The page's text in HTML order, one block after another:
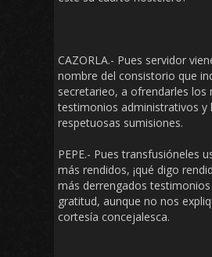
CAZORLA.- Pues servidor
nombre del consistorio que
secretarieo, a ofrendarles los
testimonios administrativos y
respetuosas sumisiones.
PEPE.- Pues transfusióneles
más rendidos, ¡qué digo
más derrengados
gratitud, aunque no nos
cortesía concejalesca.